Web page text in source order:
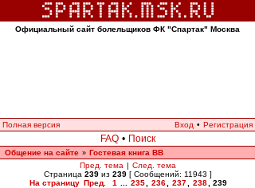
Официальный сайт болельщиков ФК "Спартак" Москва
Полная версия Вход • Регистрация
FAQ • Поиск
Общение на сайте » Гостевая книга ВВ
Пред. тема | След. тема
Страница 239из 239[ Сообщений: 11943 ]
На страницу Пред. 1 235 236 237 238
239